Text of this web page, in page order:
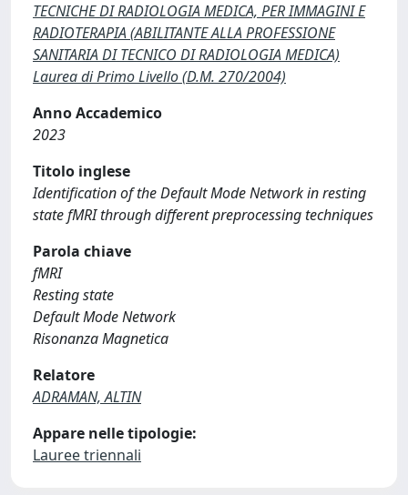
TECNICHE DI RADIOLOGIA MEDICA, PER IMMAGINI E
RADIOTERAPIA (ABILITANTE ALLA PROFESSIONE
SANITARIA DI TECNICO DI RADIOLOGIA MEDICA)
Laurea di Primo Livello (D.M. 270/2004)
Anno Accademico
2023
Titolo inglese
Identification of the Default Mode Network in resting
state fMRI through different preprocessing techniques
Parola chiave
fMRI
Resting state
Default Mode Network
Risonanza Magnetica
Relatore
ADRAMAN, ALTIN
Appare nelle tipologie:
Lauree triennali